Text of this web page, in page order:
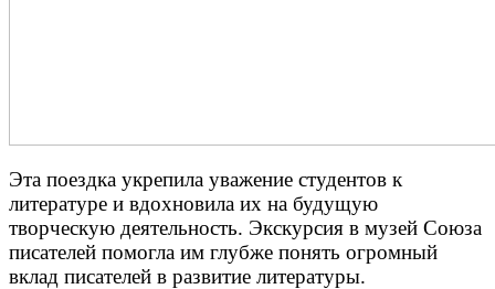
Эта поездка укрепила уважение студентов к
литературе и вдохновила их на будущую
творческую деятельность. Экскурсия в музей Союза
писателей помогла им глубже понять огромный
вклад писателей в развитие литературы.